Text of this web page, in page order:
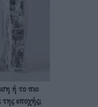
ή το πιο
εποχής;